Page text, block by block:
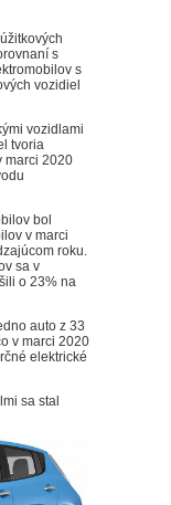
s
s
vozidiel
vozidlami
tvoria
marci 2020
bol
v marci
roku.
sa v
o 23% na
auto z 33
v marci 2020
elektrické
sa stal